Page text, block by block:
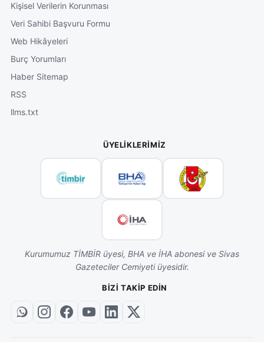
Kişisel Verilerin Korunması
Veri Sahibi Başvuru Formu
Web Hikâyeleri
Burç Yorumları
Haber Sitemap
RSS
llms.txt
ÜYELIKLERIMIZ
Kurumumuz TİMBİR üyesi, BHA ve İHA abonesi ve Sivas
Gazeteciler Cemiyeti üyesidir.
BIZI TAKIP EDIN